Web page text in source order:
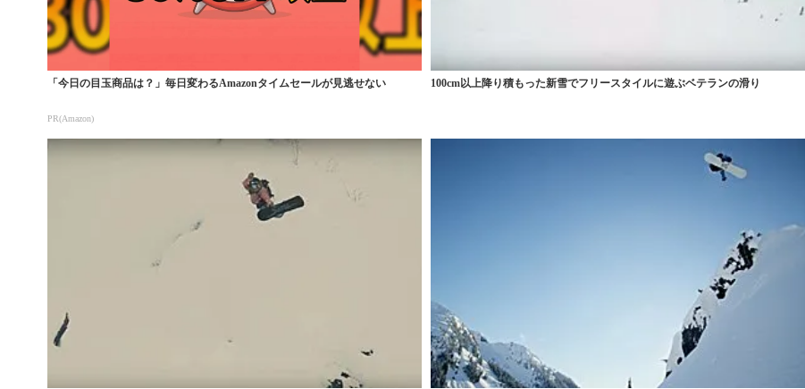
「今日の目玉商品は？」毎日変わるAmazonタイムセールが見逃せない
PR(Amazon)
100cm以上降り積もった新雪でフリースタイルに遊ぶベテランの滑り